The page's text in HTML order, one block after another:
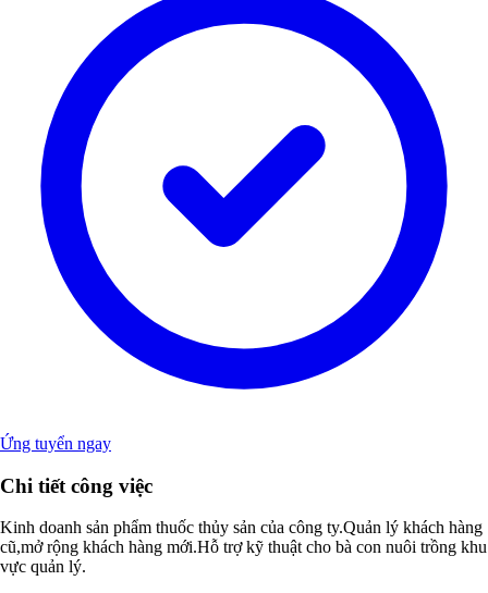
Ứng tuyển ngay
Chi tiết công việc
Kinh doanh sản phẩm thuốc thủy sản của công ty.Quản lý khách hàng
cũ,mở rộng khách hàng mới.Hỗ trợ kỹ thuật cho bà con nuôi trồng khu
vực quản lý.